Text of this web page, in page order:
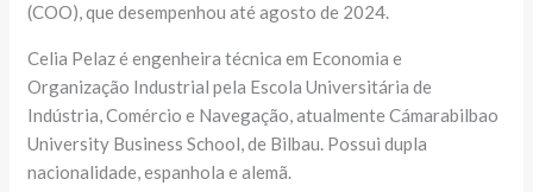
(COO), que desempenhou até agosto de 2024.
Celia Pelaz é engenheira técnica em Economia e
Organização Industrial pela Escola Universitária de
Indústria, Comércio e Navegação, atualmente Cámarabilbao
University Business School, de Bilbau. Possui dupla
nacionalidade, espanhola e alemã.